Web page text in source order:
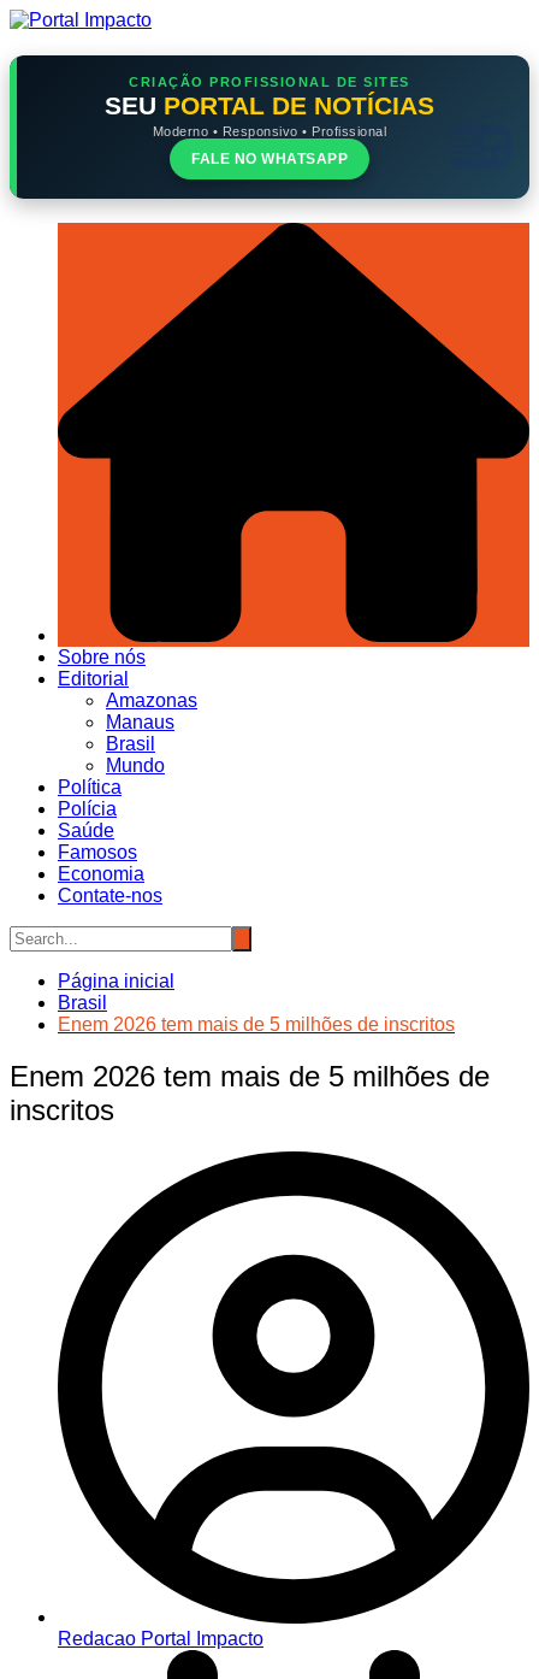
Ir
o
CRIAÇÃO PROFISSIONAL DE SITES
SEU PORTAL DE NOTÍCIAS
Moderno • Responsivo • Profissional
FALE NO WHATSAPP
Sobre nós
Editorial
Amazonas
Manaus
Brasil
Mundo
Política
Polícia
Saúde
Famosos
Economia
Contate-nos
Página inicial
Brasil
Enem 2026 tem mais de 5 milhões de inscritos
Enem 2026 tem mais de 5 milhões de
inscritos
Redacao Portal Impacto